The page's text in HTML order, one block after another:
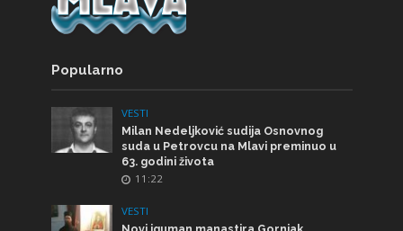
Popularno
VESTI
Milan Nedeljković sudija Osnovnog
suda u Petrovcu na Mlavi preminuo u
63. godini života
11:22
VESTI